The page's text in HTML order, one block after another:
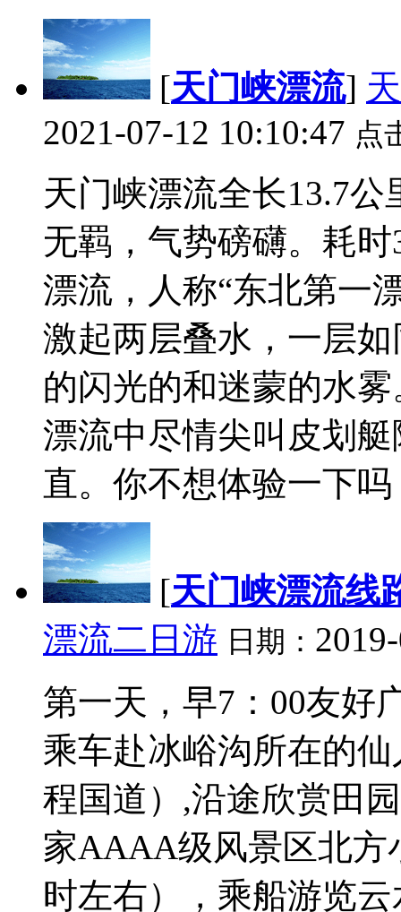
[天门峡漂流]
2021-07-12 10:10:47 点
天门峡漂流全长13.7
无羁，气势磅礴。耗
漂流，人称“东北第一
激起两层叠水，一层
的闪光的和迷蒙的水
漂流中尽情尖叫皮划
直。你不想体验一下吗
[天门峡漂流线
漂流二日游 日期：
第一天，早7：00友好
乘车赴冰峪沟所在的
程国道）,沿途欣赏田
家AAAA级风景区北方
时左右），乘船游览